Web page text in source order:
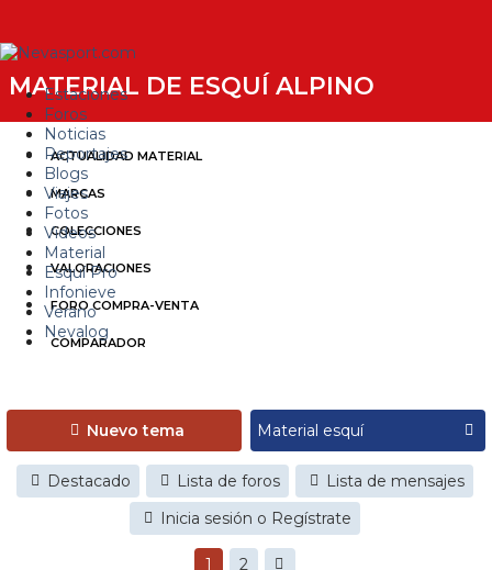
Estaciones
Foros
Noticias
Reportajes
Blogs
Viajes
Fotos
Videos
Material
Esquí Pro
Infonieve
Verano
Nevalog
MATERIAL DE ESQUÍ ALPINO
ACTUALIDAD MATERIAL
MARCAS
COLECCIONES
VALORACIONES
FORO COMPRA-VENTA
COMPARADOR
Nuevo tema
Destacado Lista de foros
Lista de mensajes
Inicia sesión o Regístrate
1 2